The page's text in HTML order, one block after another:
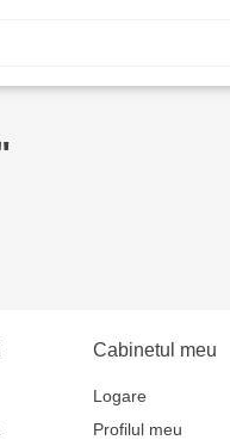
Cabinetul meu
Logare
Profilul meu